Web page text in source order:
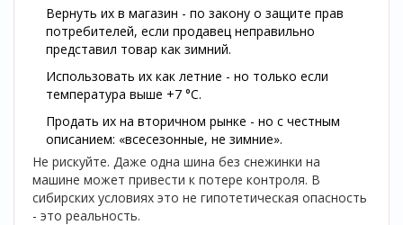
Вернуть их в магазин - по закону о защите прав
потребителей, если продавец неправильно
представил товар как зимний.
Использовать их как летние - но только если
температура выше +7 °C.
Продать их на вторичном рынке - но с честным
описанием: «всесезонные, не зимние».
Не рискуйте. Даже одна шина без снежинки на
машине может привести к потере контроля. В
сибирских условиях это не гипотетическая опасность
- это реальность.